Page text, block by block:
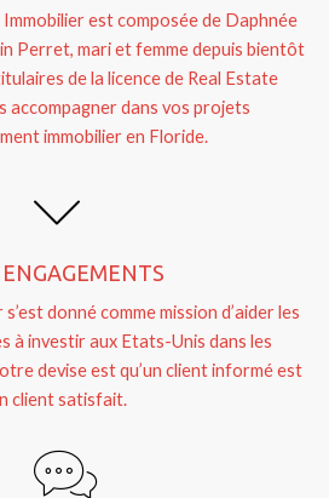
Immobilier est composée de Daphnée
Perret, mari et femme depuis bientôt
de la licence de Real Estate
accompagner dans vos projets
immobilier en Floride.
donné comme mission d’aider les
à investir aux Etats-Unis dans les
devise est qu’un client informé est
client satisfait.